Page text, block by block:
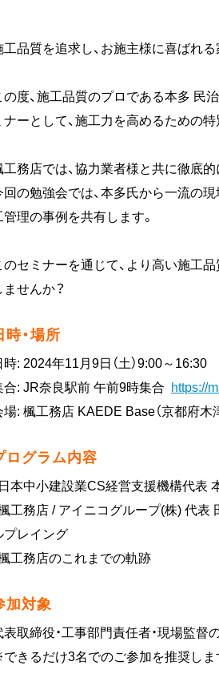
工品質を追求し、お施主様に喜ばれ
の度、施工品質のプロである本多 民
ナーとして、施工力を高めるための
工務店では、協力業者様と共に徹底
回の勉強会では、本多氏から一流の
管理の事例を共有します。
のセミナーを通じて、より高い施工
せんか？
時・場所
: 2024年11月9日（土）9:00～16:30
合: JR奈良駅前 午前9時集合 https://
場: 楓工務店 KAEDE Base（京都府木
ログラム内容
日本中小建設業CS経営支援機構代表
楓工務店 / アイニコグループ(株) 代
プレイング
楓工務店のこれまでの軌跡
加対象
取締役・工事部門責任者・現場監督
きるだけ3名でのご参加を推奨しま